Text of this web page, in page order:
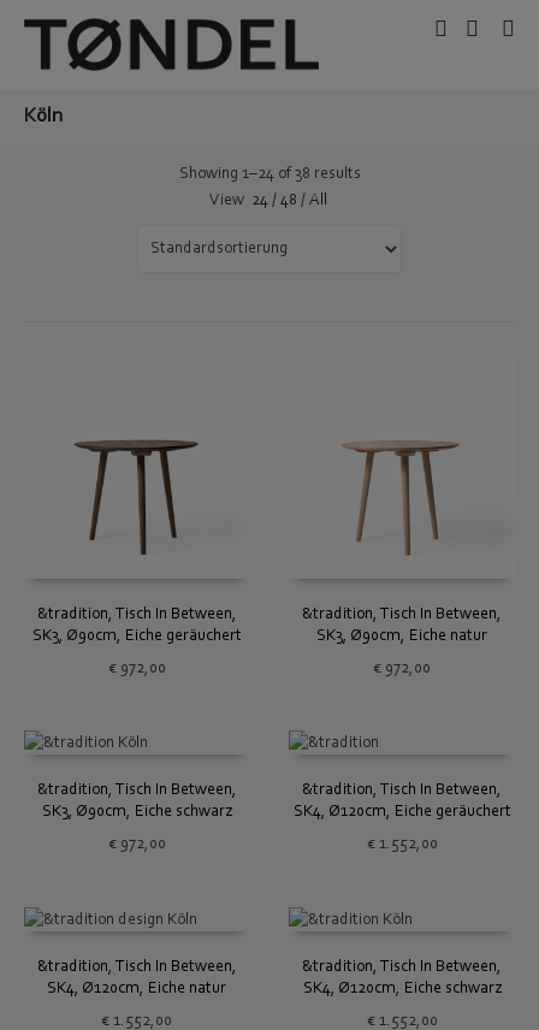
Köln
Showing 1–24 of 38 results
View 24 / 48 / All
&tradition, Tisch In Between,
SK3, Ø90cm, Eiche geräuchert
€972,00
&tradition, Tisch In Between,
SK3, Ø90cm, Eiche natur
€ 972,00
&tradition, Tisch In Between,
SK3, Ø90cm, Eiche schwarz
€972,00
&tradition, Tisch In Between,
SK4, Ø120cm, Eiche geräuchert
€1.552,00
&tradition, Tisch In Between,
SK4, Ø120cm, Eiche natur
€ 1.552,00
&tradition, Tisch In Between,
SK4, Ø120cm, Eiche schwarz
€1.552,00